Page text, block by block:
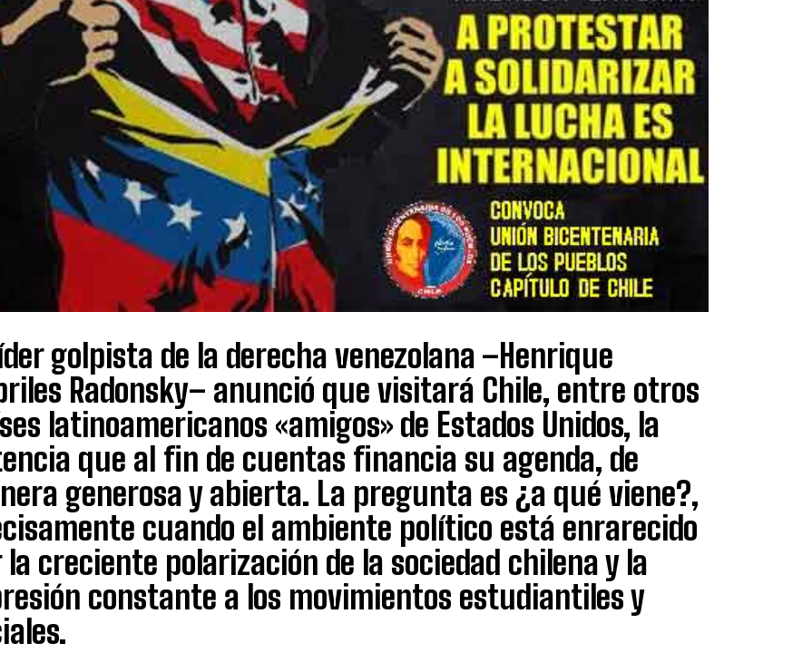
golpista de la derecha venezolana –Henrique
Radonsky– anunció que visitará Chile, entre otros
latinoamericanos «amigos» de Estados Unidos, la
que al fin de cuentas financia su agenda, de
generosa y abierta. La pregunta es ¿a qué viene?,
cuando el ambiente político está enrarecido
la creciente polarización de la sociedad chilena y la
constante a los movimientos estudiantiles y